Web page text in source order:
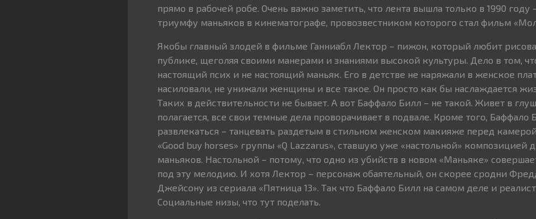
прямо в рабочей робе. Очень важно заметить, что лента вышла только в 1990 году
триумфу маньяков в кинематографе, провозвестником которого стал фильм
Якобы главный злодей в фильме Ганниабл Лектор – пижон, который любит
публике, щеголяя своими манерами и знаниями высокой культуры. Дело в том,
настоящий псих и не настоящий маньяк. Его в детстве не наряжали в женское
насиловали, не унижали женщины и все такое. Он просто как бы наслаждается
Таких в действительности не бывает. А вот Баффало Билл – не такой. Живет в
полагается, все свои темные дела проворачивает в подвале. Кроме того, Баффало
развлекаться – танцевать раздетым в стильном женском макияже перед
«Good buy horses» группы «Q Lazzarus», ставшую уже «настольной» композицией
маньяков. Настольной – потому, что одно из убийств в новом «Маньяке»
под эту мелодию. И хотя Лектор – персонаж обаятельный, он скорее сродни
Джейсону из сериала «Пятница 13». Так что Баффало Билл на самом деле и
Социальные низы, что тут поделать.